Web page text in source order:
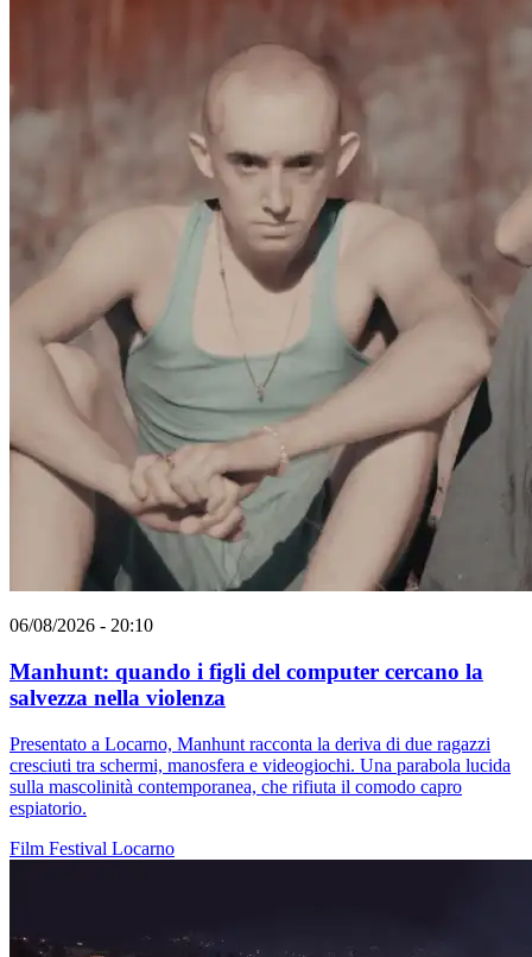
06/08/2026 - 20:10
Manhunt: quando i figli del computer cercano la
salvezza nella violenza
Presentato a Locarno, Manhunt racconta la deriva di due ragazzi
cresciuti tra schermi, manosfera e videogiochi. Una parabola lucida
sulla mascolinità contemporanea, che rifiuta il comodo capro
espiatorio.
Film Festival Locarno